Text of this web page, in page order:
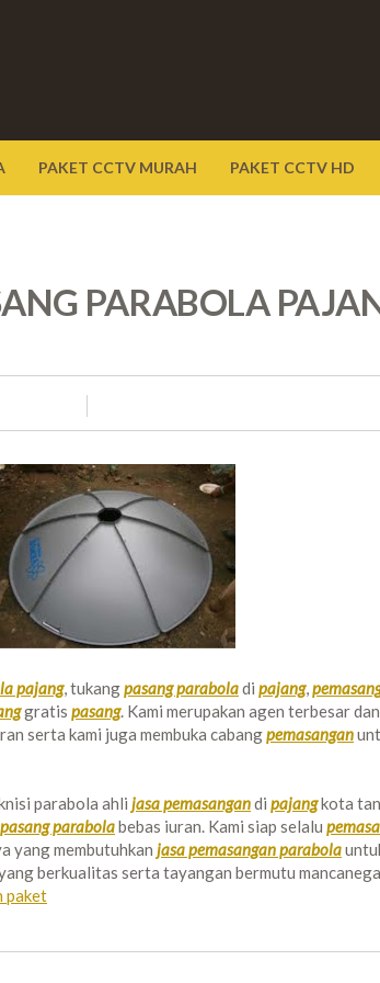
PAKET CCTV MURAH PAKET CCTV HD
PARABOLA
pajang, tukangpasang paraboladi pajang,
gratis pasang. Kami merupakan agen terbesar
serta kami juga membuka cabangpemasangan
parabola ahli jasa pemasangandi pajangkota
pasang parabolabebas iuran. Kami siap selalu
yang membutuhkan jasa pemasangan parabola
berkualitas serta tayangan bermutu
paket